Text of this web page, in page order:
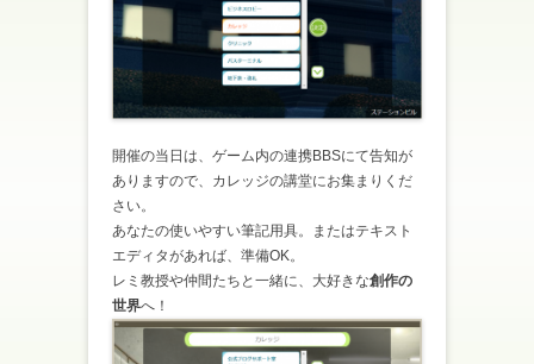
開催の当日は、ゲーム内の連携BBSにて告知が
ありますので、カレッジの講堂にお集まりくだ
さい。
あなたの使いやすい筆記用具。またはテキスト
エディタがあれば、準備OK。
レミ教授や仲間たちと一緒に、大好きな創作の
世界へ！